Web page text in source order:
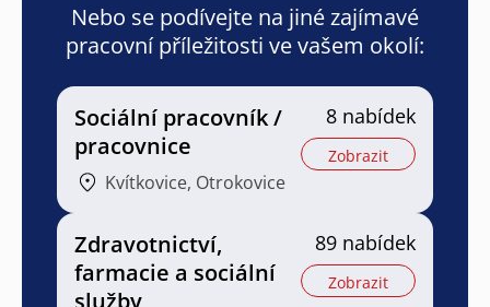
Nebo se podívejte na jiné zajímavé
pracovní příležitosti ve vašem okolí:
Sociální pracovník /
pracovnice
Kvítkovice, Otrokovice
8 nabídek
Zobrazit
Zdravotnictví,
farmacie a sociální
služby
89 nabídek
Zobrazit